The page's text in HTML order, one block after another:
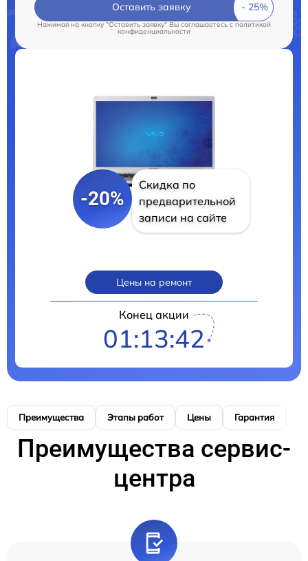
Оставить заявку
Нажимая на кнопку "Оставить заявку" Вы соглашаетесь cполитикой
конфиденциальности
-20%
Скидка по
предварительной
записи на сайте
Цены на ремонт
Конец акции
01:13:41
Преимущества Этапы работ Цены Гарантия
Преимущества сервис-
центра